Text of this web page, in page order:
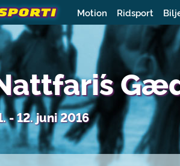
Motion Ridsport
- 12. juni 2016